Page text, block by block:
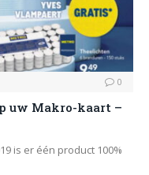
0
uw Makro-kaart –
is er één product 100%